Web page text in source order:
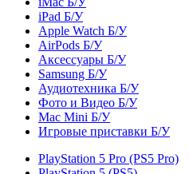
iPad Б/У
Apple Watch Б/У
AirPods Б/У
Аксессуары Б/У
Samsung Б/У
Аудиотехника Б/У
Фото и Видео Б/У
Mac Mini Б/У
Игровые приставки Б/У
PlayStation 5 Pro (PS5 Pro)